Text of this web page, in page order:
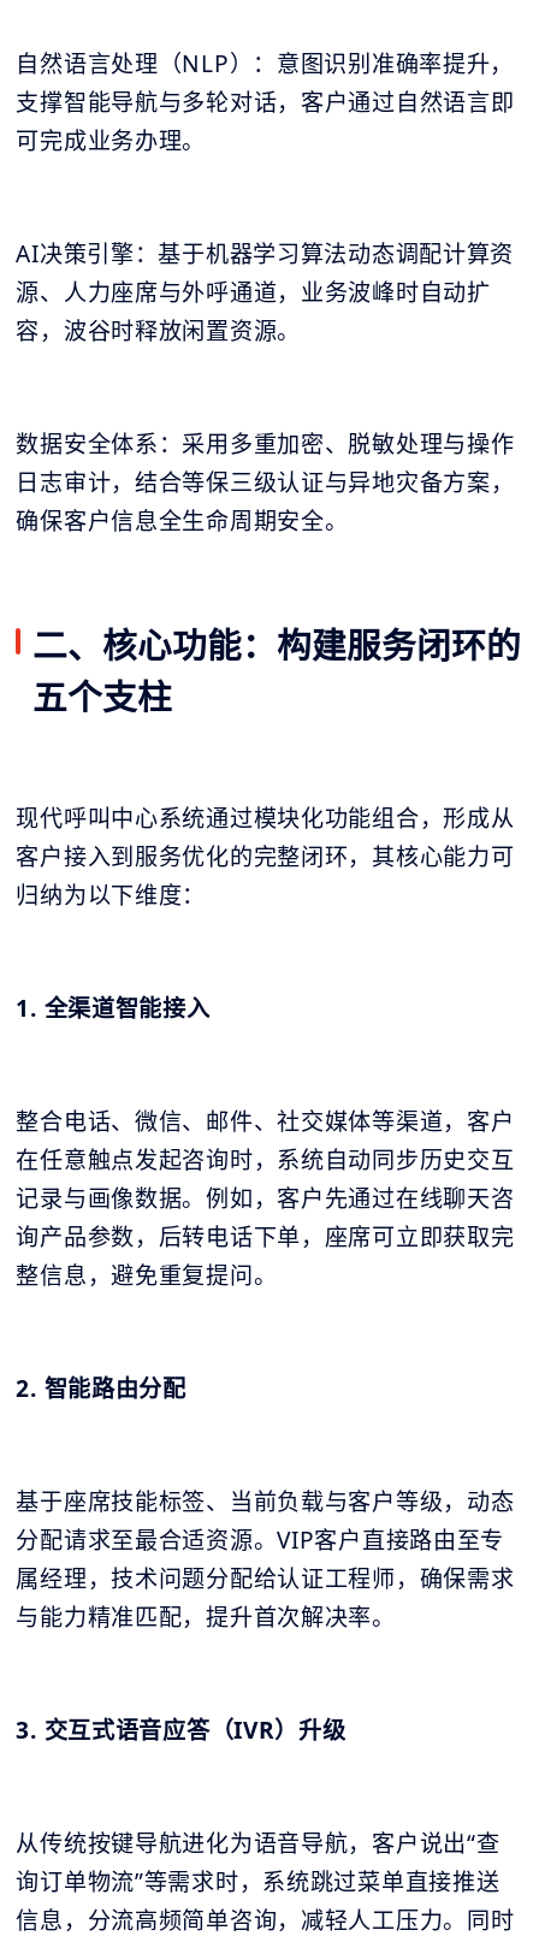
自然语言处理（NLP）：意图识别准确率提升，
支撑智能导航与多轮对话，客户通过自然语言即
可完成业务办理。
AI决策引擎：基于机器学习算法动态调配计算资
源、人力座席与外呼通道，业务波峰时自动扩
容，波谷时释放闲置资源。
数据安全体系：采用多重加密、脱敏处理与操作
日志审计，结合等保三级认证与异地灾备方案，
确保客户信息全生命周期安全。
二、核心功能：构建服务闭环的
五个支柱
现代呼叫中心系统通过模块化功能组合，形成从
客户接入到服务优化的完整闭环，其核心能力可
归纳为以下维度：
1. 全渠道智能接入
整合电话、微信、邮件、社交媒体等渠道，客户
在任意触点发起咨询时，系统自动同步历史交互
记录与画像数据。例如，客户先通过在线聊天咨
询产品参数，后转电话下单，座席可立即获取完
整信息，避免重复提问。
2. 智能路由分配
基于座席技能标签、当前负载与客户等级，动态
分配请求至最合适资源。VIP客户直接路由至专
属经理，技术问题分配给认证工程师，确保需求
与能力精准匹配，提升首次解决率。
3. 交互式语音应答（IVR）升级
从传统按键导航进化为语音导航，客户说出“查
询订单物流”等需求时，系统跳过菜单直接推送
信息，分流高频简单咨询，减轻人工压力。同时